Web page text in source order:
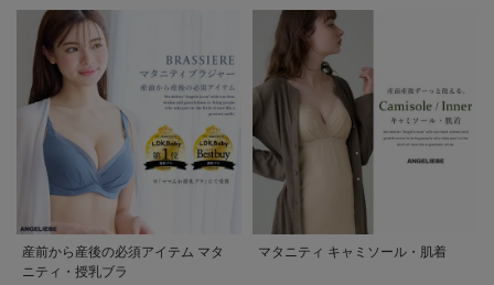
産前から産後の必須アイテム マタ
ニティ・授乳ブラ
マタニティ キャミソール・肌着